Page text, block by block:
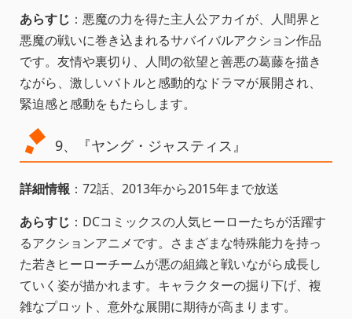
あらすじ ：悪魔の力を得た主人公アカイが、人間界と
悪魔の戦いに巻き込まれるサバイバルアクション作品
です。友情や裏切り、人間の欲望と善悪の葛藤を描き
ながら、激しいバトルと感動的なドラマが展開され、
緊迫感と感動をもたらします。
9、『ヤング・ジャスティス』
詳細情報 ：72話、2013年から2015年まで放送
あらすじ ：DCコミックスの人気ヒーローたちが活躍す
るアクションアニメです。さまざまな特殊能力を持っ
た若きヒーローチームが悪の組織と戦いながら成長し
ていく姿が描かれます。キャラクターの掘り下げ、複
雑なプロット、意外な展開に期待が高まります。